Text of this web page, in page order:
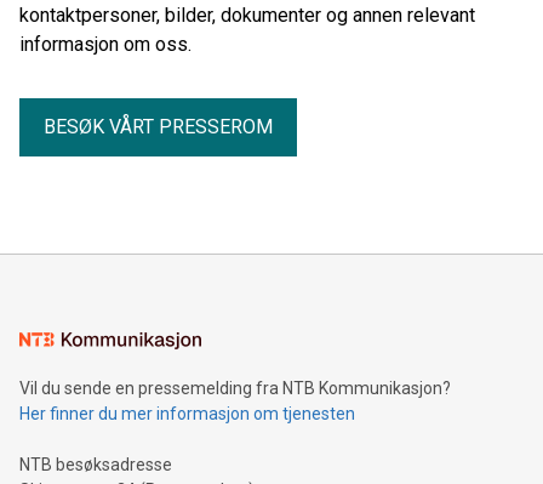
kontaktpersoner, bilder, dokumenter og annen relevant
informasjon om oss.
BESØK VÅRT PRESSEROM
Vil du sende en pressemelding fra NTB Kommunikasjon?
Her finner du mer informasjon om tjenesten
NTB besøksadresse